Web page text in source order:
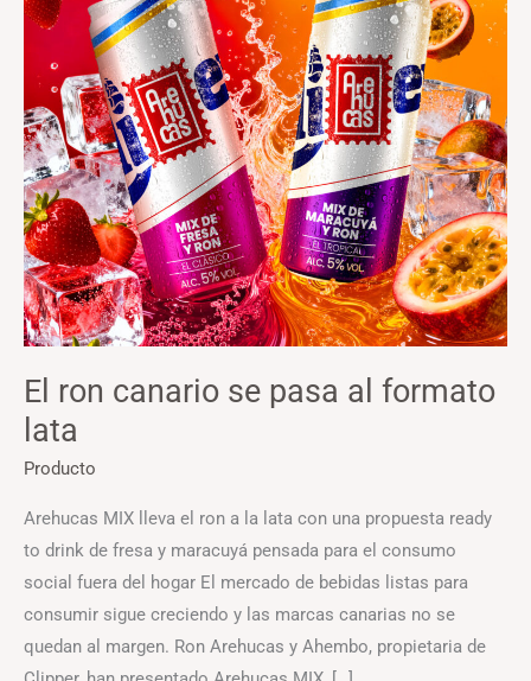
El ron canario se pasa al formato
lata
Producto
Arehucas MIX lleva el ron a la lata con una propuesta ready
to drink de fresa y maracuyá pensada para el consumo
social fuera del hogar El mercado de bebidas listas para
consumir sigue creciendo y las marcas canarias no se
quedan al margen. Ron Arehucas y Ahembo, propietaria de
ron
se
pasa
al
formato
lata